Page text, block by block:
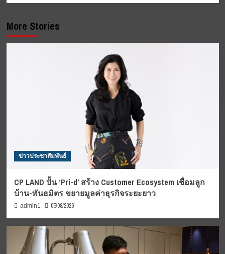
More Stories
ข่าวประชาสัมพันธ์
CP LAND ปั้น ‘Pri-d’ สร้าง Customer Ecosystem เชื่อมลูก
บ้าน-พันธมิตร ขยายมูลค่าธุรกิจระยะยาว
admin1 05/08/2026